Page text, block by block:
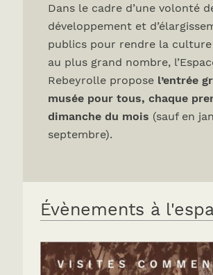
Dans le cadre d’une volonté
développement et
publics pour rendre la culture
au plus grand nombre,
Rebeyrolle propose l’entrée
musée pour tous, chaque
dimanche du mois (sauf en
septembre).
Évènements à